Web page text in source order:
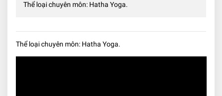
Thể loại chuyên môn: Hatha Yoga.
Thể loại chuyên môn: Hatha Yoga.